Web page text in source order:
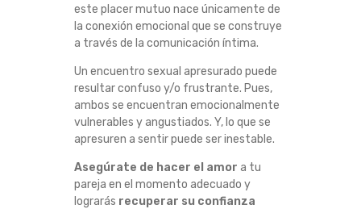
este placer mutuo nace únicamente de
la conexión emocional que se construye
a través de la comunicación íntima.
Un encuentro sexual apresurado puede
resultar confuso y/o frustrante. Pues,
ambos se encuentran emocionalmente
vulnerables y angustiados. Y, lo que se
apresuren a sentir puede ser inestable.
Asegúrate de hacer el amor a tu
pareja en el momento adecuado y
lograrás recuperar su confianza